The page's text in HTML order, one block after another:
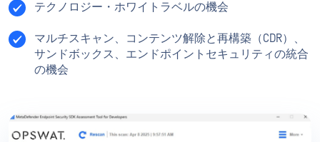
テクノロジー・ホワイトラベルの機会
マルチスキャン、コンテンツ解除と再構築（CDR）、
サンドボックス、エンドポイントセキュリティの統合
の機会